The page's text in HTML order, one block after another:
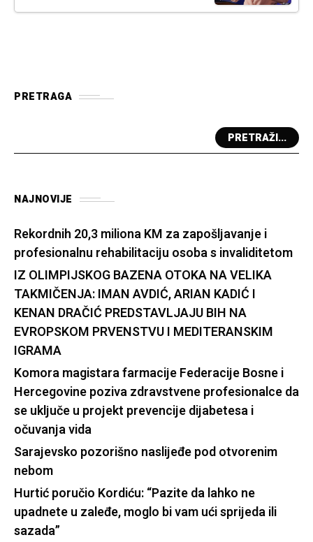
PRETRAGA
PRETRAŽI...
NAJNOVIJE
Rekordnih 20,3 miliona KM za zapošljavanje i
profesionalnu rehabilitaciju osoba s invaliditetom
IZ OLIMPIJSKOG BAZENA OTOKA NA VELIKA
TAKMIČENJA: IMAN AVDIĆ, ARIAN KADIĆ I
KENAN DRAČIĆ PREDSTAVLJAJU BIH NA
EVROPSKOM PRVENSTVU I MEDITERANSKIM
IGRAMA
Komora magistara farmacije Federacije Bosne i
Hercegovine poziva zdravstvene profesionalce da
se uključe u projekt prevencije dijabetesa i
očuvanja vida
Sarajevsko pozorišno naslijeđe pod otvorenim
nebom
Hurtić poručio Kordiću: “Pazite da lahko ne
upadnete u zaleđe, moglo bi vam ući sprijeda ili
sazada”